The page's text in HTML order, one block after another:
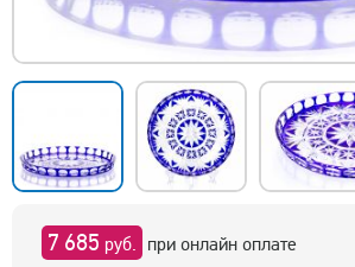
7 685 руб. при онлайн оплате